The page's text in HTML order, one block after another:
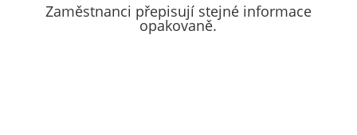
Zaměstnanci přepisují stejné informace
opakovaně.